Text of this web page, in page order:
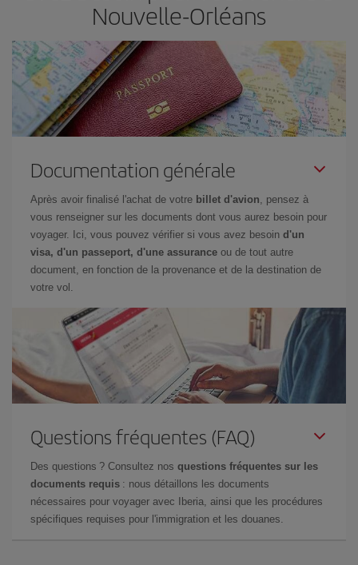
Nouvelle-Orléans
Documentation générale
Après avoir finalisé l'achat de votre billet d'avion , pensez à
vous renseigner sur les documents dont vous aurez besoin pour
voyager. Ici, vous pouvez vérifier si vous avez besoin d'un
visa, d'un passeport, d'une assurance ou de tout autre
document, en fonction de la provenance et de la destination de
votre vol.
Questions fréquentes (FAQ)
Des questions ? Consultez nos questions fréquentes sur les
documents requis : nous détaillons les documents
nécessaires pour voyager avec Iberia, ainsi que les procédures
spécifiques requises pour l'immigration et les douanes.